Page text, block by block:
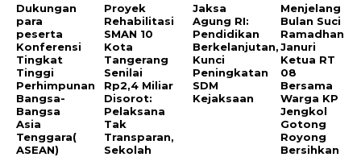
Dukungan
para
peserta
Konferensi
Tingkat
Tinggi
Perhimpunan
Bangsa-
Bangsa
Asia
Tenggara(
ASEAN)
Proyek
Rehabilitasi
SMAN 10
Kota
Tangerang
Senilai
Rp2,4 Miliar
Disorot:
Pelaksana
Tak
Transparan,
Sekolah
Jaksa
Agung RI:
Pendidikan
Berkelanjutan,
Kunci
Peningkatan
SDM
Kejaksaan
Menjelang
Bulan Suci
Ramadhan
Januri
Ketua RT
08
Bersama
Warga KP
Jengkol
Gotong
Royong
Bersihkan